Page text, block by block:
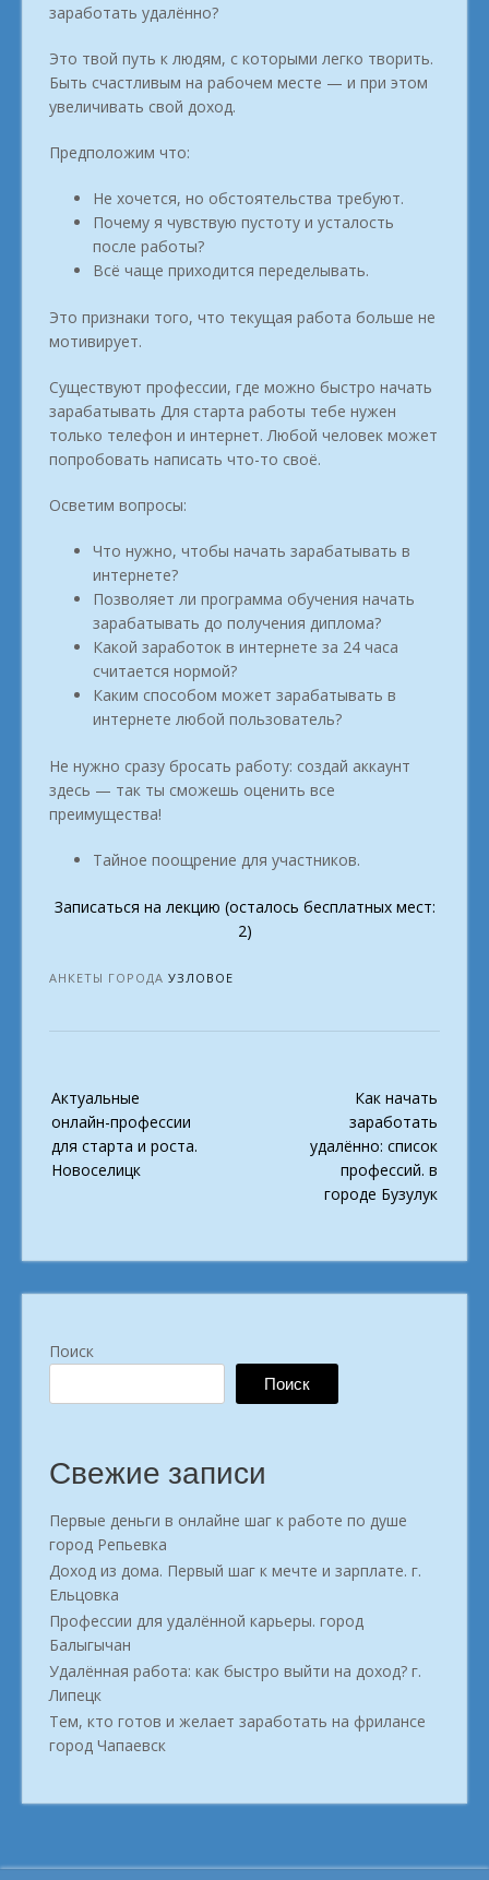
заработать удалённо?
Это твой путь к людям, с которыми легко творить.
Быть счастливым на рабочем месте — и при этом
увеличивать свой доход.
Предположим что:
Не хочется, но обстоятельства требуют.
Почему я чувствую пустоту и усталость
после работы?
Всё чаще приходится переделывать.
Это признаки того, что текущая работа больше не
мотивирует.
Существуют профессии, где можно быстро начать
зарабатывать Для старта работы тебе нужен
только телефон и интернет. Любой человек может
попробовать написать что-то своё.
Осветим вопросы:
Что нужно, чтобы начать зарабатывать в
интернете?
Позволяет ли программа обучения начать
зарабатывать до получения диплома?
Какой заработок в интернете за 24 часа
считается нормой?
Каким способом может зарабатывать в
интернете любой пользователь?
Не нужно сразу бросать работу: создай аккаунт
здесь — так ты сможешь оценить все
преимущества!
Тайное поощрение для участников.
Записаться на лекцию (осталось бесплатных мест:
2)
АНКЕТЫ ГОРОДА УЗЛОВОЕ
navigation
Актуальные
онлайн-профессии
для старта и роста.
Новоселицк
Как начать
заработать
удалённо: список
профессий. в
городе Бузулук
Поиск
Поиск
Свежие записи
Первые деньги в онлайне шаг к работе по душе
город Репьевка
Доход из дома. Первый шаг к мечте и зарплате. г.
Ельцовка
Профессии для удалённой карьеры. город
Балыгычан
Удалённая работа: как быстро выйти на доход? г.
Липецк
Тем, кто готов и желает заработать на фрилансе
город Чапаевск